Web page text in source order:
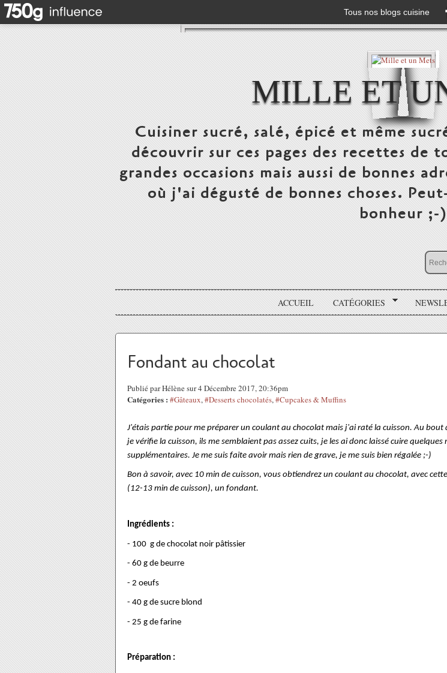
Tous nos blogs cuisine
MILLE ET
Cuisiner sucré, salé, épicé et même
découvrir sur ces pages des recettes de
grandes occasions mais aussi de bonnes
où j'ai dégusté de bonnes choses.
bonheur ;-)
ACCUEIL CATÉGORIES
Fondant au chocolat
Publié par Hélène sur 4 Décembre 2017, 20:36pm
Catégories : #Gâteaux,#Desserts chocolatés,#Cupcakes & Muffins
J'étais partie pour me préparer un coulant au chocolat mais j'ai raté la cuisson. Au bout
je vérifie la cuisson, ils me semblaient pas assez cuits, je les ai donc laissé cuire quelques
supplémentaires. Je me suis faite avoir mais rien de grave, je me suis bien régalée ;-)
Bon à savoir, avec 10 min de cuisson, vous obtiendrez un coulant au chocolat, avec
(12-13 min de cuisson), un fondant.
Ingrédients :
- 100 g de chocolat noir pâtissier
- 60 g de beurre
- 2 oeufs
- 40 g de sucre blond
- 25 g de farine
Préparation :